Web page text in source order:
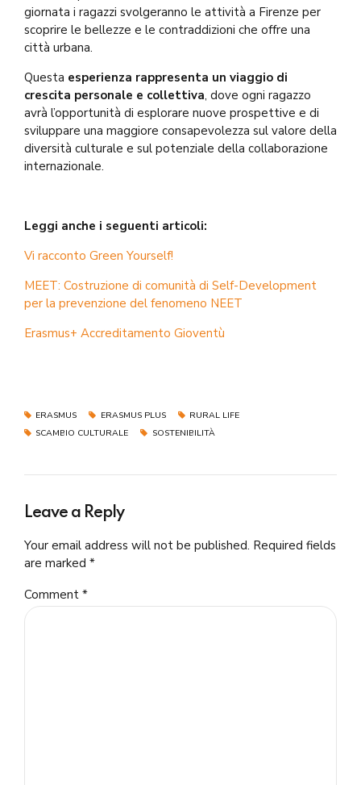
giornata i ragazzi svolgeranno le attività a Firenze per
scoprire le bellezze e le contraddizioni che offre una
città urbana.
Questa esperienza rappresenta un viaggio di
crescita personale e collettiva, dove ogni ragazzo
avrà l’opportunità di esplorare nuove prospettive e di
sviluppare una maggiore consapevolezza sul valore della
diversità culturale e sul potenziale della collaborazione
internazionale.
Leggi anche i seguenti articoli:
Vi racconto Green Yourself!
MEET: Costruzione di comunità di Self-Development
per la prevenzione del fenomeno NEET
Erasmus+ Accreditamento Gioventù
ERASMUS ERASMUS PLUS
RURAL LIFE
SCAMBIO CULTURALE
SOSTENIBILITÀ
Leave a Reply
Your email address will not be published. Required fields
are marked *
Comment *